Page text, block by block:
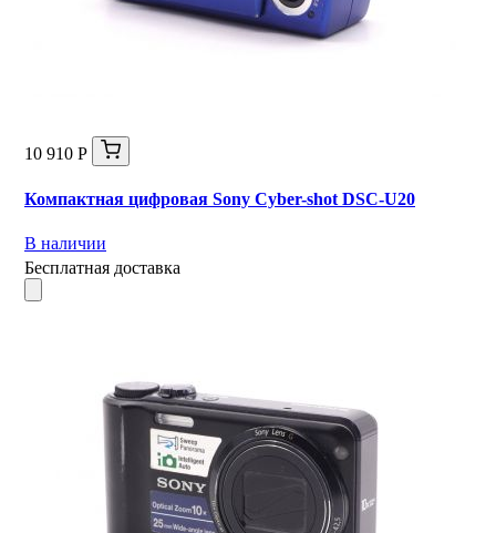
10 910 Р
Компактная цифровая Sony Cyber-shot DSC-U20
В наличии
Бесплатная доставка